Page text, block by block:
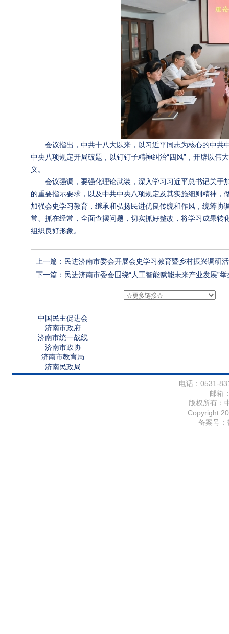
会议指出，中共十八大以来，以习近平同志为核心的中
中央八项规定开局破题，以钉钉子精神纠治“四风”，开辟以
义。
会议强调，要强化理论武装，深入学习习近平总书记关
的重要指示要求，以及中共中央八项规定及其实施细则精神
加强会史学习教育，继承和弘扬民进优良传统和作风，统筹
常、抓在经常，全面查摆问题，切实抓好整改，将学习成果
组织良好形象。
上一篇：民进济南市委会开展会史学习教育暨乡村振兴调研
下一篇：民进济南市委会围绕“人工智能赋能未来产业发展”举
中国民主促进会
济南市政府
济南市统一战线
济南市政协
济南市教育局
济南民政局
电话：0531-
邮箱
版权所有：
Copyright
备案号